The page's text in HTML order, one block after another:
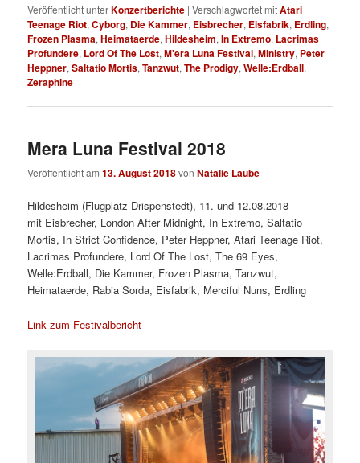
Veröffentlicht unterKonzertberichte |Verschlagwortet mitAtari
Teenage Riot,Cyborg, Die Kammer, Eisbrecher, Eisfabrik, Erdling,
Frozen Plasma,Heimataerde,Hildesheim,In Extremo, Lacrimas
Profundere, Lord Of The Lost,M'era Luna Festival,Ministry, Peter
Heppner,Saltatio Mortis,Tanzwut,The Prodigy,Welle:Erdball,
Zeraphine
Mera Luna Festival 2018
Veröffentlicht am13. August 2018vonNatalie Laube
Hildesheim (Flugplatz Drispenstedt), 11. und 12.08.2018
mit Eisbrecher, London After Midnight, In Extremo, Saltatio
Mortis, In Strict Confidence, Peter Heppner, Atari Teenage Riot,
Lacrimas Profundere, Lord Of The Lost, The 69 Eyes,
Welle:Erdball, Die Kammer, Frozen Plasma, Tanzwut,
Heimataerde, Rabia Sorda, Eisfabrik, Merciful Nuns, Erdling
Link zum Festivalbericht